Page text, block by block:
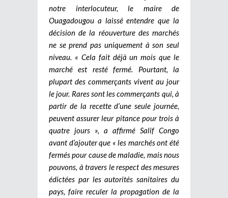
notre interlocuteur, le maire de
Ouagadougou a laissé entendre que la
décision de la réouverture des marchés
ne se prend pas uniquement à son seul
niveau. « Cela fait déjà un mois que le
marché est resté fermé. Pourtant, la
plupart des commerçants vivent au jour
le jour. Rares sont les commerçants qui, à
partir de la recette d’une seule journée,
peuvent assurer leur pitance pour trois à
quatre jours », a affirmé Salif Congo
avant d’ajouter que « les marchés ont été
fermés pour cause de maladie, mais nous
pouvons, à travers le respect des mesures
édictées par les autorités sanitaires du
pays, faire reculer la propagation de la